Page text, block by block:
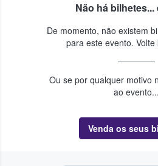
Não há bilhetes...
De momento, não existem
para este evento.
Ou se por qualquer motivo
ao evento...
Venda os seus